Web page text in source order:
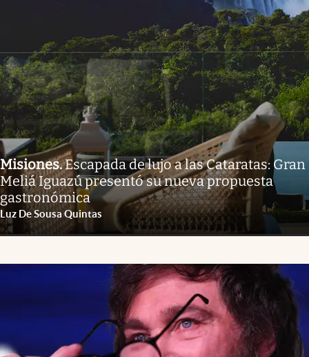
Misiones.Escapada de lujo a las Cataratas: Gran
Meliá Iguazú presentó su nueva propuesta
gastronómica
Luz De Sousa Quintas